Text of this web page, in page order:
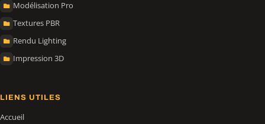
Modélisation Pro
Textures PBR
Rendu Lighting
Impression 3D
LIENS UTILES
Accueil